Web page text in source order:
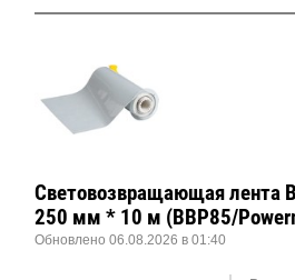
Световозвращающая лента
250 мм * 10 м (BBP85/
Обновлено 06.08.2026 в 01:40